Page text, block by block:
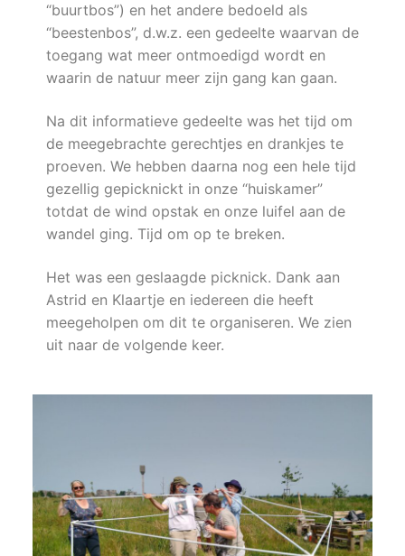
“buurtbos”) en het andere bedoeld als
“beestenbos”, d.w.z. een gedeelte waarvan de
toegang wat meer ontmoedigd wordt en
waarin de natuur meer zijn gang kan gaan.
Na dit informatieve gedeelte was het tijd om
de meegebrachte gerechtjes en drankjes te
proeven. We hebben daarna nog een hele tijd
gezellig gepicknickt in onze “huiskamer”
totdat de wind opstak en onze luifel aan de
wandel ging. Tijd om op te breken.
Het was een geslaagde picknick. Dank aan
Astrid en Klaartje en iedereen die heeft
meegeholpen om dit te organiseren. We zien
uit naar de volgende keer.